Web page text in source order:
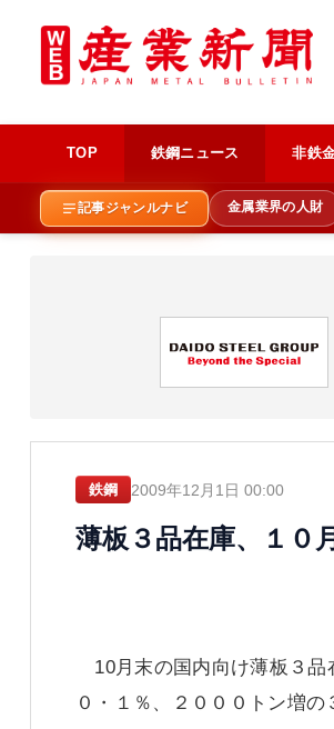
TOP 鉄鋼ニュース 非鉄
記事ジャンルナビ 金属業界の人財
鉄鋼 2009年12月1日 00:00
薄板３品在庫、１０
10月末の国内向け薄板３品
０・１％、２０００トン増の